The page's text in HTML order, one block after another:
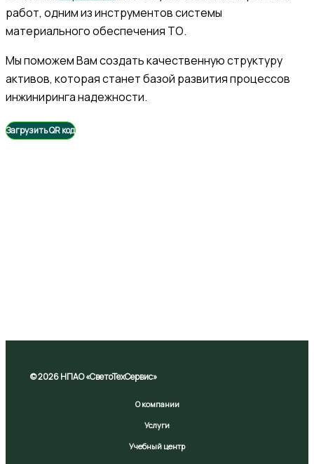
работ, одним из инструментов системы
материального обеспечения ТО.
Мы поможем Вам создать качественную структуру
активов, которая станет базой развития процессов
инжиниринга надежности.
Загрузить QR код
© 2026 НПАО «СветоТехСервис»
О компании
Услуги
Учебный центр